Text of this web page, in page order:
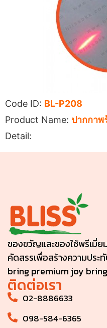
Code ID: BL-P208
Product Name: ปากกาพ
Detail:
ของขวัญและของใช้พรีเมี่ย
คัดสรรเพื่อสร้างความประทั
bring premium joy
ติดต่อเรา
02-8886633
098-584-6365